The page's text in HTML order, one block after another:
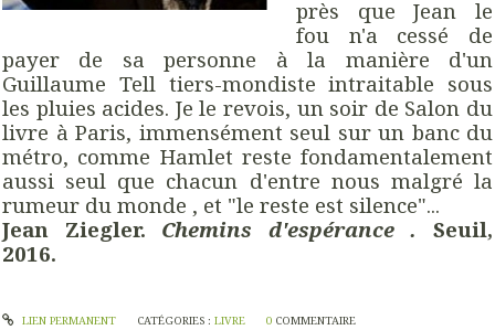
près que Jean le
fou n'a cessé de
payer de sa personne à la manière d'un
Guillaume Tell tiers-mondiste intraitable sous
les pluies acides. Je le revois, un soir de Salon du
livre à Paris, immensément seul sur un banc du
métro, comme Hamlet reste fondamentalement
aussi seul que chacun d'entre nous malgré la
rumeur du monde , et "le reste est silence"...
Jean Ziegler. Chemins d'espérance . Seuil,
2016.
LIEN PERMANENT CATÉGORIES : LIVRE 0 COMMENTAIRE